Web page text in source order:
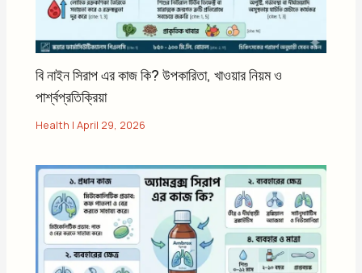
বি নাইন সিরাপ এর কাজ কি? উপকারিতা, খাওয়ার নিয়ম ও
পার্শ্বপ্রতিক্রিয়া
Health |April 29, 2026